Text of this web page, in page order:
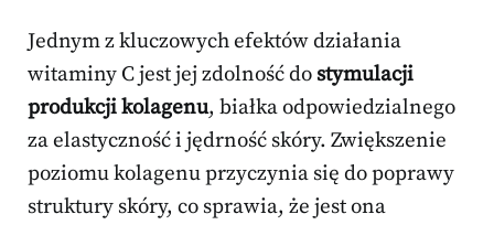
Jednym z kluczowych efektów działania
witaminy C jest jej zdolność do stymulacji
produkcji kolagenu, białka odpowiedzialnego
za elastyczność i jędrność skóry. Zwiększenie
poziomu kolagenu przyczynia się do poprawy
struktury skóry, co sprawia, że jest ona